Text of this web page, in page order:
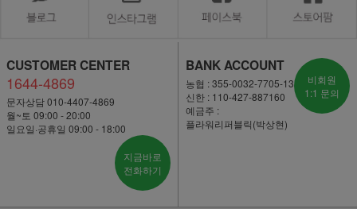
CUSTOMER CENTER
1644-4869
문자상담 010-4407-4869
월~토 09:00 - 20:00
일요일·공휴일 09:00 - 18:00
지금바로
전화하기
BANK ACCOUNT
농협 : 355-0032-7705-13
신한 : 110-427-887160
예금주 :
플라워리퍼블릭(박상현)
비회원
1:1 문의